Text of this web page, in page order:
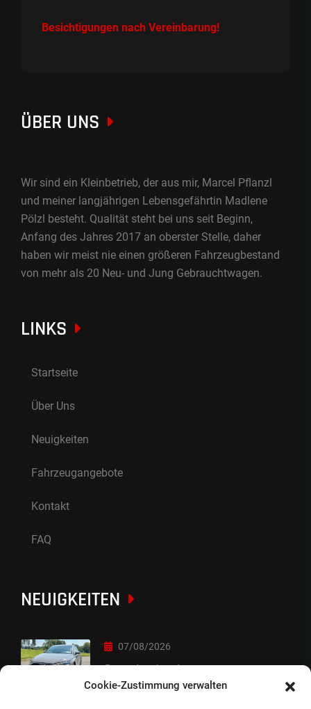
Cookie-Zustimmung verwalten
Besichtigungen nach Vereinbarung!
ÜBER UNS
Wir sind ein Kleinbetrieb, der aus mir, Marcel Pflanzl
und meiner langjährigen Lebensgefährtin Madlene
Pölzl besteht. Qualität steht bei uns seit Beginn,
Anfang des Jahres 2017 an oberster Stelle, daher
haben wir meist nie einen größeren Fahrzeugbestand
von mehr als 20 Neu- und Jung Gebrauchtwagen.
LINKS
Startseite
Über Uns
Neuigkeiten
Fahrzeugangebote
Kontakt
FAQ
NEUIGKEITEN
07/08/2026
Sorry Leute :-)